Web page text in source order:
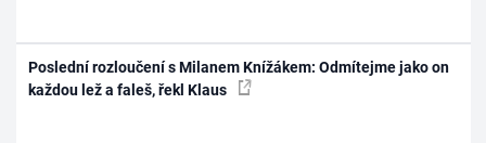
Poslední rozloučení s Milanem Knížákem: Odmítejme jako on
každou lež a faleš, řekl Klaus